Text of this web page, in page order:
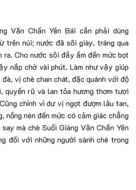
Văn Chấn Yên Bái cần phải dùng
trên núi; nước đã sôi giày, tráng qua
ra. Cho nước sôi đầy ấm đến mức bọt
nắp chờ vài phút. Làm như vậy giúp
vị chè chan chát, đặc quánh với độ
quyến rũ và lan tỏa hương thơm tươi
chính vì dư vị ngọt đượm lâu tan,
nồng nèn đến mức có cảm giác chẳng
mà chè Suối Giàng Văn Chấn Yên
đối với những người sành chè trong